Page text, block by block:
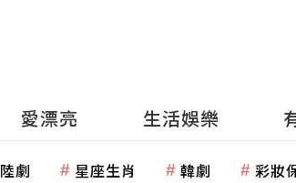
愛漂亮 生活娛樂
陸劇 星座生肖 韓劇 彩妝